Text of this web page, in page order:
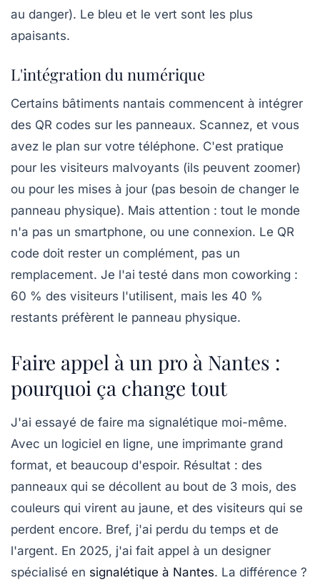
au danger). Le bleu et le vert sont les plus
apaisants.
L'intégration du numérique
Certains bâtiments nantais commencent à intégrer
des QR codes sur les panneaux. Scannez, et vous
avez le plan sur votre téléphone. C'est pratique
pour les visiteurs malvoyants (ils peuvent zoomer)
ou pour les mises à jour (pas besoin de changer le
panneau physique). Mais attention : tout le monde
n'a pas un smartphone, ou une connexion. Le QR
code doit rester un complément, pas un
remplacement. Je l'ai testé dans mon coworking :
60 % des visiteurs l'utilisent, mais les 40 %
restants préfèrent le panneau physique.
Faire appel à un pro à Nantes :
pourquoi ça change tout
J'ai essayé de faire ma signalétique moi-même.
Avec un logiciel en ligne, une imprimante grand
format, et beaucoup d'espoir. Résultat : des
panneaux qui se décollent au bout de 3 mois, des
couleurs qui virent au jaune, et des visiteurs qui se
perdent encore. Bref, j'ai perdu du temps et de
l'argent. En 2025, j'ai fait appel à un designer
spécialisé en signalétique à Nantes. La différence ?